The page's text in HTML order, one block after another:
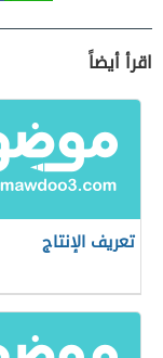
اقرأ أيضاً
تعريف الإنتاج